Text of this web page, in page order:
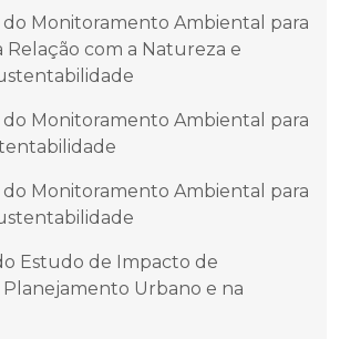
Monitoramento Ambiental para
Relação com a Natureza e
Monitoramento Ambiental para
Monitoramento Ambiental para
Estudo de Impacto de
Urbano e na